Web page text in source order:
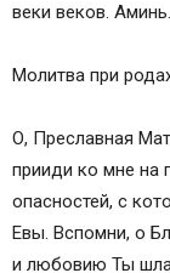
веки веков. Аминь.
Молитва при
О, Преславная
прииди ко мне на
опасностей, с
Евы. Вспомни, о
и любовию Ты шла